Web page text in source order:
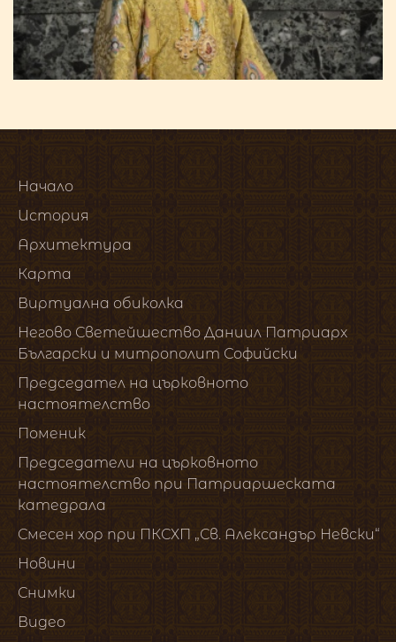
Начало
История
Архитектура
Карта
Виртуална обиколка
Негово Светейшество Даниил Патриарх
Български и митрополит Софийски
Председател на църковното
настоятелство
Поменик
Председатели на църковното
настоятелство при Патриаршеската
катедрала
Смесен хор при ПКСХП „Св. Александър Невски“
Новини
Снимки
Видео